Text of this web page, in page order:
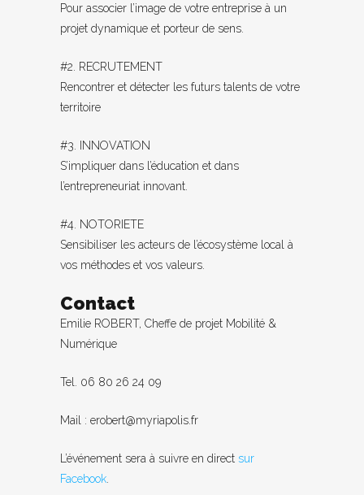
Pour associer l’image de votre entreprise à un
projet dynamique et porteur de sens.
#2. RECRUTEMENT
Rencontrer et détecter les futurs talents de votre
territoire
#3. INNOVATION
S’impliquer dans l’éducation et dans
l’entrepreneuriat innovant.
#4. NOTORIETE
Sensibiliser les acteurs de l’écosystème local à
vos méthodes et vos valeurs.
Contact
Emilie ROBERT, Cheffe de projet Mobilité &
Numérique
Tel. 06 80 26 24 09
Mail : erobert@myriapolis.fr
L’événement sera à suivre en direct sur
Facebook